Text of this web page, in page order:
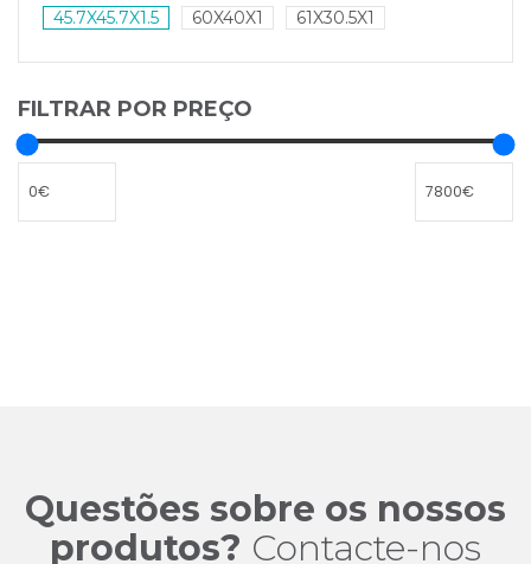
45.7X45.7X1.5
60X40X1 61X30.5X1
FILTRAR POR PREÇO
Questões sobre os nossos
produtos? Contacte-nos